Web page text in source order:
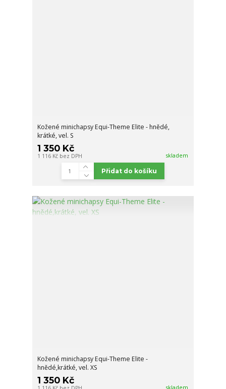
Kožené minichapsy Equi-Theme Elite - hnědé,
krátké, vel. S
1 350 Kč
1 116 Kč bez DPH skladem
Přidat do košíku
Kožené minichapsy Equi-Theme Elite -
hnědé,krátké, vel. XS
1 350 Kč